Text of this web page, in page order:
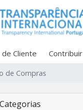
de Cliente Contribuir
de Compras
Categorias